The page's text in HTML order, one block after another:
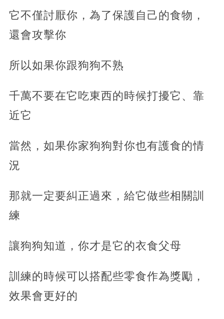
它不僅討厭你，為了保護自己的食物，
還會攻擊你
所以如果你跟狗狗不熟
千萬不要在它吃東西的時候打擾它、靠
近它
當然，如果你家狗狗對你也有護食的情
況
那就一定要糾正過來，給它做些相關訓
練
讓狗狗知道，你才是它的衣食父母
訓練的時候可以搭配些零食作為獎勵，
效果會更好的